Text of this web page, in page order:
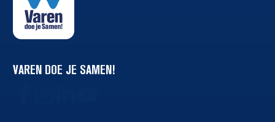
VAREN DOE JE SAMEN!